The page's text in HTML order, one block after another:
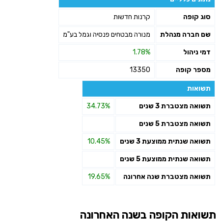
סוג קופה קרנות חדשות
שם חברה מנהלת מנורה מבטחים פנסיה וגמל בע"מ
דמי ניהול 1.78%
מספר קופה 13350
תשואות
תשואה מצטברת 3 שנים 34.73%
תשואה מצטברת 5 שנים
תשואה שנתית ממוצעת 3 שנים 10.45%
תשואה שנתית ממוצעת 5 שנים
תשואה מצטברת שנה אחרונה 19.65%
תשואות הקופה בשנה האחרונה